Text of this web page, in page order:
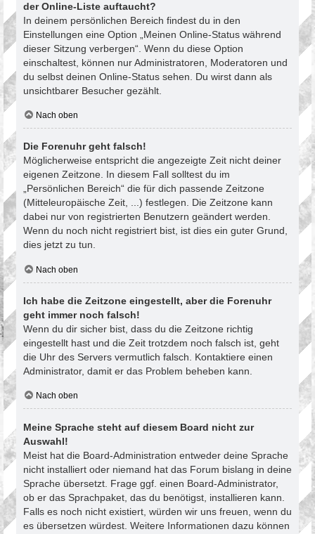
der Online-Liste auftaucht?
In deinem persönlichen Bereich findest du in den
Einstellungen eine Option „Meinen Online-Status während
dieser Sitzung verbergen“. Wenn du diese Option
einschaltest, können nur Administratoren, Moderatoren und
du selbst deinen Online-Status sehen. Du wirst dann als
unsichtbarer Besucher gezählt.
Nach oben
Die Forenuhr geht falsch!
Möglicherweise entspricht die angezeigte Zeit nicht deiner
eigenen Zeitzone. In diesem Fall solltest du im
„Persönlichen Bereich“ die für dich passende Zeitzone
(Mitteleuropäische Zeit, ...) festlegen. Die Zeitzone kann
dabei nur von registrierten Benutzern geändert werden.
Wenn du noch nicht registriert bist, ist dies ein guter Grund,
dies jetzt zu tun.
Nach oben
Ich habe die Zeitzone eingestellt, aber die Forenuhr
geht immer noch falsch!
Wenn du dir sicher bist, dass du die Zeitzone richtig
eingestellt hast und die Zeit trotzdem noch falsch ist, geht
die Uhr des Servers vermutlich falsch. Kontaktiere einen
Administrator, damit er das Problem beheben kann.
Nach oben
Meine Sprache steht auf diesem Board nicht zur
Auswahl!
Meist hat die Board-Administration entweder deine Sprache
nicht installiert oder niemand hat das Forum bislang in deine
Sprache übersetzt. Frage ggf. einen Board-Administrator,
ob er das Sprachpaket, das du benötigst, installieren kann.
Falls es noch nicht existiert, würden wir uns freuen, wenn du
es übersetzen würdest. Weitere Informationen dazu können